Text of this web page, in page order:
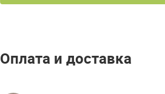
Оплата и доставка